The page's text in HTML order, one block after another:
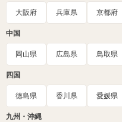
大阪府 兵庫県 京都府
中国
岡山県 広島県 鳥取県
四国
徳島県 香川県 愛媛県
九州・沖縄